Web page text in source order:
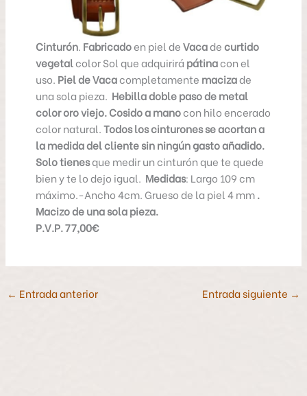
Eduardo Arzamendi
Artesano en Piel
Eduardo Arzamendi
Cinturón. Fabricadoen piel deVacadecurtido
vegetalcolor Sol que adquirirá pátinacon el
uso. Piel de Vacacompletamente macizade
una sola pieza. Hebilla doble paso de metal
color oro viejo. Cosido a manocon hilo encerado
color natural.Todos los cinturones se acortan a
la medida del cliente sin ningún gasto añadido.
Solo tienesque medir un cinturón que te quede
bien y te lo dejo igual. Medidas: Largo 109 cm
máximo.-Ancho 4cm. Grueso de la piel 4 mm.
Macizo de una sola pieza.
P.V.P. 77,00€
← Entrada anterior Entrada siguiente →